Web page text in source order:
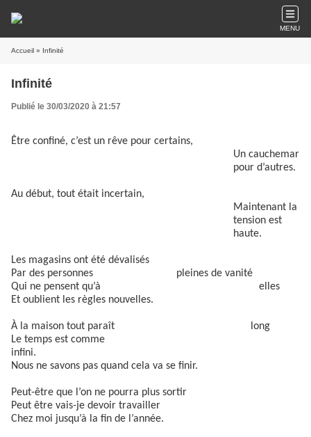
MENU
Accueil » Infinité
Infinité
Publié le 30/03/2020 à 21:57
Être confiné, c’est un rêve pour certains,
Un cauchemar
pour d’autres.
Au début, tout était incertain,
Maintenant la
tension est
haute.
Les magasins ont été dévalisés
Par des personnes pleines de vanité
Qui ne pensent qu’à elles
Et oublient les règles nouvelles.
À la maison tout paraît long
Le temps est comme
infini.
Nous ne savons pas quand cela va se finir.
Peut-être que l’on ne pourra plus sortir
Peut être vais-je devoir travailler
Chez moi jusqu’à la fin de l’année.